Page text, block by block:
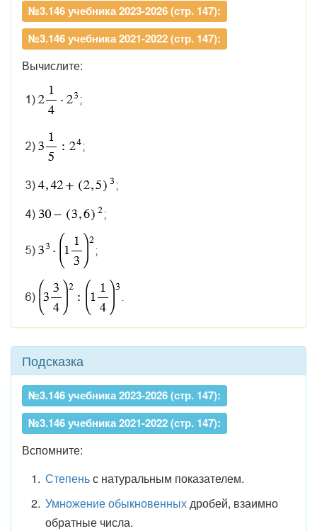
№3.146 учебника 2023-2026 (стр. 147):
№3.146 учебника 2021-2022 (стр. 147):
Вычислите:
Подсказка
№3.146 учебника 2023-2026 (стр. 147):
№3.146 учебника 2021-2022 (стр. 147):
Вспомните:
Степеньс натуральным показателем.
Умножение обыкновенныхдробей, взаимно
обратные числа.